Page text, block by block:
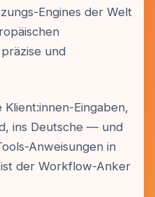
Engines der Welt
und
Eingaben,
ins Deutsche — und
Anweisungen in
der Workflow-Anker